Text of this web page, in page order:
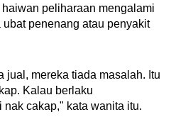
peliharaan mengalami
penenang atau penyakit
jual, mereka tiada masalah. Itu
Kalau berlaku
nak cakap," kata wanita itu.